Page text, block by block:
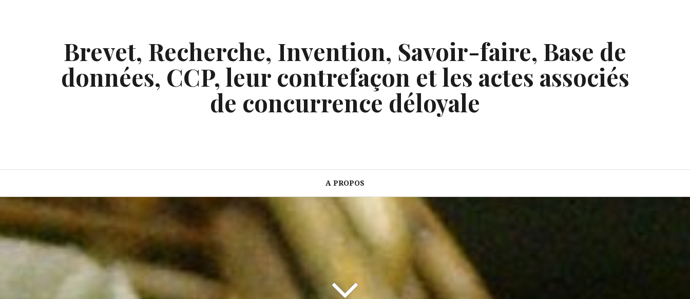
Brevet, Recherche, Invention, Savoir-faire, Base de
données, CCP, leur contrefaçon et les actes associés
de concurrence déloyale
A PROPOS